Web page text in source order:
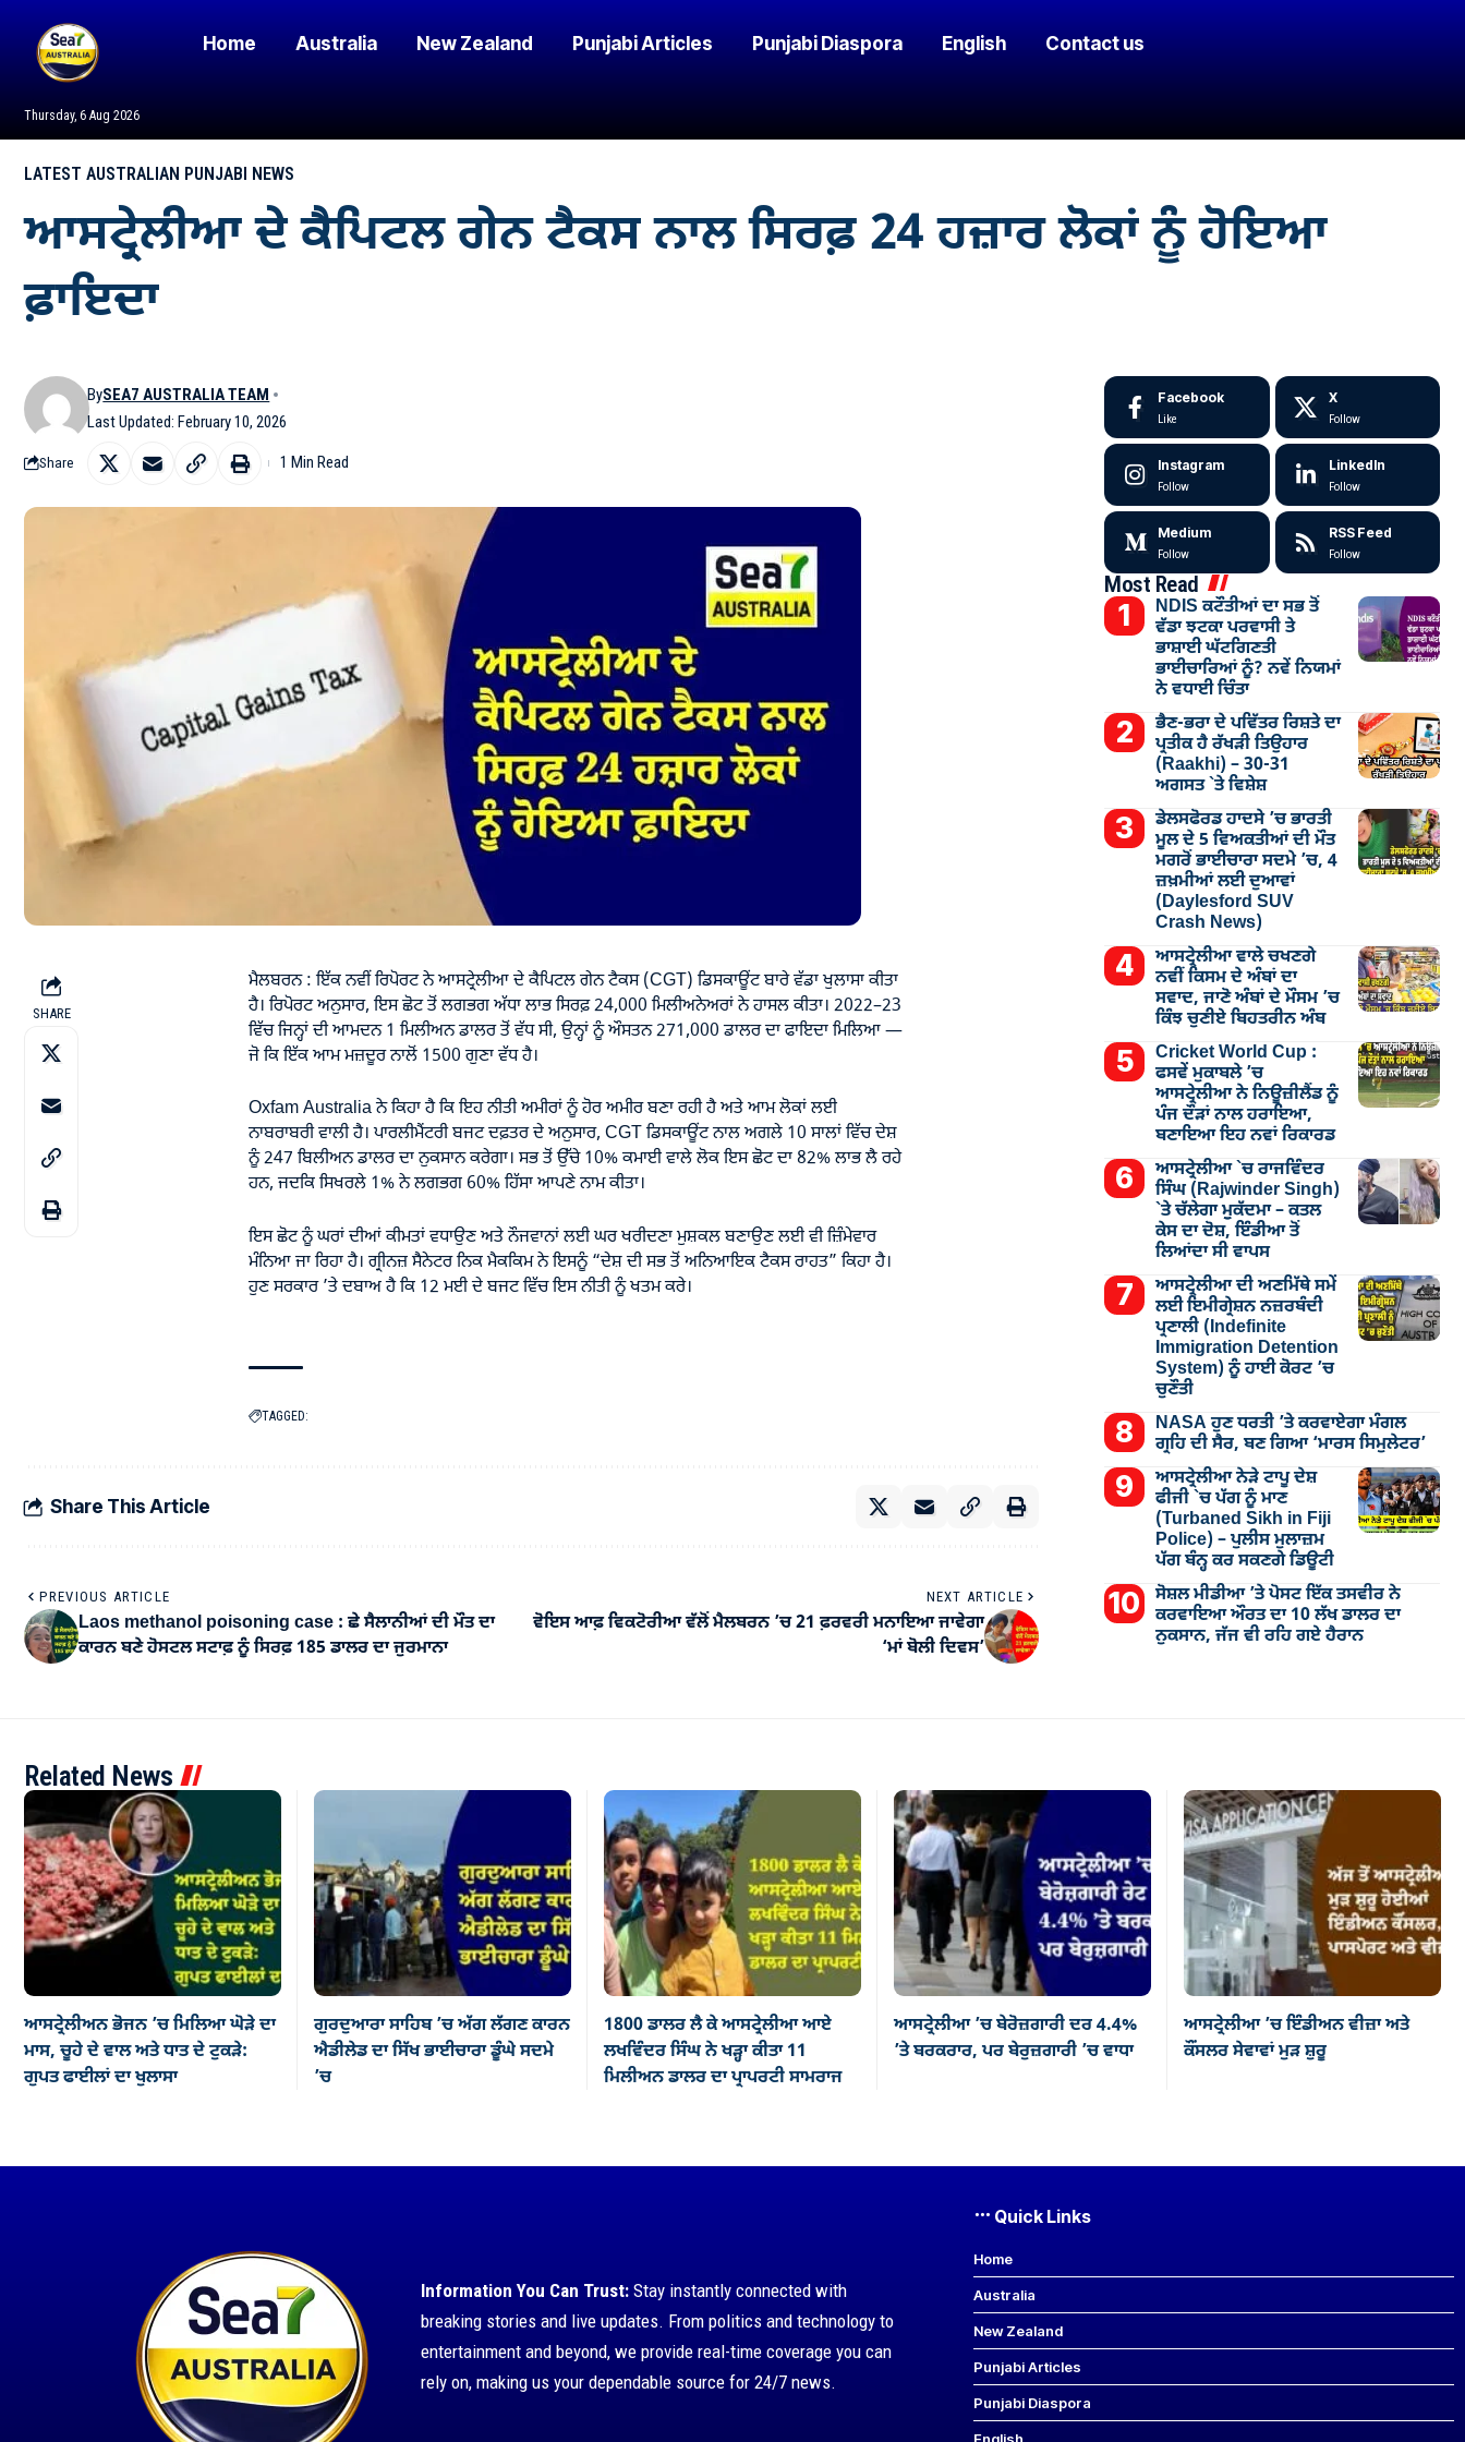
Thursday, 6 Aug 2026
Home Australia New Zealand Punjabi Articles Punjabi Diaspora English Contact us
LATEST AUSTRALIAN PUNJABI NEWS
ਆਸਟ੍ਰੇਲੀਆ ਦੇ ਕੈਪਿਟਲ ਗੇਨ ਟੈਕਸ ਨਾਲ ਸਿਰਫ਼ 24 ਹਜ਼ਾਰ ਲੋਕਾਂ ਨੂੰ ਹੋਇਆ
ਫ਼ਾਇਦਾ
Last Updated: February 10, 2026
BySEA7 AUSTRALIA TEAM
Share 1 Min Read
SHARE
ਮੈਲਬਰਨ : ਇੱਕ ਨਵੀਂ ਰਿਪੋਰਟ ਨੇ ਆਸਟ੍ਰੇਲੀਆ ਦੇ ਕੈਪਿਟਲ ਗੇਨ ਟੈਕਸ (CGT) ਡਿਸਕਾਊਂਟ ਬਾਰੇ ਵੱਡਾ ਖੁਲਾਸਾ ਕੀਤਾ
ਹੈ। ਰਿਪੋਰਟ ਅਨੁਸਾਰ, ਇਸ ਛੋਟ ਤੋਂ ਲਗਭਗ ਅੱਧਾ ਲਾਭ ਸਿਰਫ਼ 24,000 ਮਿਲੀਅਨੇਅਰਾਂ ਨੇ ਹਾਸਲ ਕੀਤਾ। 2022–23
ਵਿੱਚ ਜਿਨ੍ਹਾਂ ਦੀ ਆਮਦਨ 1 ਮਿਲੀਅਨ ਡਾਲਰ ਤੋਂ ਵੱਧ ਸੀ, ਉਨ੍ਹਾਂ ਨੂੰ ਔਸਤਨ 271,000 ਡਾਲਰ ਦਾ ਫਾਇਦਾ ਮਿਲਿਆ —
ਜੋ ਕਿ ਇੱਕ ਆਮ ਮਜ਼ਦੂਰ ਨਾਲੋਂ 1500 ਗੁਣਾ ਵੱਧ ਹੈ।
Oxfam Australia ਨੇ ਕਿਹਾ ਹੈ ਕਿ ਇਹ ਨੀਤੀ ਅਮੀਰਾਂ ਨੂੰ ਹੋਰ ਅਮੀਰ ਬਣਾ ਰਹੀ ਹੈ ਅਤੇ ਆਮ ਲੋਕਾਂ ਲਈ
ਨਾਬਰਾਬਰੀ ਵਾਲੀ ਹੈ। ਪਾਰਲੀਮੈਂਟਰੀ ਬਜਟ ਦਫ਼ਤਰ ਦੇ ਅਨੁਸਾਰ, CGT ਡਿਸਕਾਊਂਟ ਨਾਲ ਅਗਲੇ 10 ਸਾਲਾਂ ਵਿੱਚ ਦੇਸ਼
ਨੂੰ 247 ਬਿਲੀਅਨ ਡਾਲਰ ਦਾ ਨੁਕਸਾਨ ਕਰੇਗਾ। ਸਭ ਤੋਂ ਉੱਚੇ 10% ਕਮਾਈ ਵਾਲੇ ਲੋਕ ਇਸ ਛੋਟ ਦਾ 82% ਲਾਭ ਲੈ ਰਹੇ
ਹਨ, ਜਦਕਿ ਸਿਖਰਲੇ 1% ਨੇ ਲਗਭਗ 60% ਹਿੱਸਾ ਆਪਣੇ ਨਾਮ ਕੀਤਾ।
ਇਸ ਛੋਟ ਨੂੰ ਘਰਾਂ ਦੀਆਂ ਕੀਮਤਾਂ ਵਧਾਉਣ ਅਤੇ ਨੌਜਵਾਨਾਂ ਲਈ ਘਰ ਖਰੀਦਣਾ ਮੁਸ਼ਕਲ ਬਣਾਉਣ ਲਈ ਵੀ ਜ਼ਿੰਮੇਵਾਰ
ਮੰਨਿਆ ਜਾ ਰਿਹਾ ਹੈ। ਗ੍ਰੀਨਜ਼ ਸੈਨੇਟਰ ਨਿਕ ਮੈਕਕਿਮ ਨੇ ਇਸਨੂੰ “ਦੇਸ਼ ਦੀ ਸਭ ਤੋਂ ਅਨਿਆਇਕ ਟੈਕਸ ਰਾਹਤ” ਕਿਹਾ ਹੈ।
ਹੁਣ ਸਰਕਾਰ ’ਤੇ ਦਬਾਅ ਹੈ ਕਿ 12 ਮਈ ਦੇ ਬਜਟ ਵਿੱਚ ਇਸ ਨੀਤੀ ਨੂੰ ਖਤਮ ਕਰੇ।
TAGGED:
Share This Article
PREVIOUS ARTICLE
Laos methanol poisoning case : ਛੇ ਸੈਲਾਨੀਆਂ ਦੀ ਮੌਤ ਦਾ
ਕਾਰਨ ਬਣੇ ਹੋਸਟਲ ਸਟਾਫ਼ ਨੂੰ ਸਿਰਫ਼ 185 ਡਾਲਰ ਦਾ ਜੁਰਮਾਨਾ
NEXT ARTICLE
ਵੋਇਸ ਆਫ਼ ਵਿਕਟੋਰੀਆ ਵੱਲੋਂ ਮੈਲਬਰਨ ’ਚ 21 ਫ਼ਰਵਰੀ ਮਨਾਇਆ ਜਾਵੇਗਾ
‘ਮਾਂ ਬੋਲੀ ਦਿਵਸ’
Facebook
Like
X
Follow
Instagram
Follow
LinkedIn
Follow
Medium
Follow
RSS Feed
Follow
Most Read
NDIS ਕਟੌਤੀਆਂ ਦਾ ਸਭ ਤੋਂ
ਵੱਡਾ ਝਟਕਾ ਪਰਵਾਸੀ ਤੇ
ਭਾਸ਼ਾਈ ਘੱਟਗਿਣਤੀ
ਭਾਈਚਾਰਿਆਂ ਨੂੰ? ਨਵੇਂ ਨਿਯਮਾਂ
ਨੇ ਵਧਾਈ ਚਿੰਤਾ
ਭੈਣ-ਭਰਾ ਦੇ ਪਵਿੱਤਰ ਰਿਸ਼ਤੇ ਦਾ
ਪ੍ਰਤੀਕ ਹੈ ਰੱਖੜੀ ਤਿਉਹਾਰ
(Raakhi) – 30-31
ਅਗਸਤ `ਤੇ ਵਿਸ਼ੇਸ਼
ਡੇਲਸਫੋਰਡ ਹਾਦਸੇ ’ਚ ਭਾਰਤੀ
ਮੂਲ ਦੇ 5 ਵਿਅਕਤੀਆਂ ਦੀ ਮੌਤ
ਮਗਰੋਂ ਭਾਈਚਾਰਾ ਸਦਮੇ ’ਚ, 4
ਜ਼ਖ਼ਮੀਆਂ ਲਈ ਦੁਆਵਾਂ
(Daylesford SUV
Crash News)
ਆਸਟ੍ਰੇਲੀਆ ਵਾਲੇ ਚਖਣਗੇ
ਨਵੀਂ ਕਿਸਮ ਦੇ ਅੰਬਾਂ ਦਾ
ਸਵਾਦ, ਜਾਣੋ ਅੰਬਾਂ ਦੇ ਮੌਸਮ ’ਚ
ਕਿੰਝ ਚੁਣੀਏ ਬਿਹਤਰੀਨ ਅੰਬ
Cricket World Cup :
ਫਸਵੇਂ ਮੁਕਾਬਲੇ ’ਚ
ਆਸਟ੍ਰੇਲੀਆ ਨੇ ਨਿਊਜ਼ੀਲੈਂਡ ਨੂੰ
ਪੰਜ ਦੌੜਾਂ ਨਾਲ ਹਰਾਇਆ,
ਬਣਾਇਆ ਇਹ ਨਵਾਂ ਰਿਕਾਰਡ
ਆਸਟ੍ਰੇਲੀਆ `ਚ ਰਾਜਵਿੰਦਰ
ਸਿੰਘ (Rajwinder Singh)
`ਤੇ ਚੱਲੇਗਾ ਮੁੁਕੱਦਮਾ – ਕਤਲ
ਕੇਸ ਦਾ ਦੋਸ਼, ਇੰਡੀਆ ਤੋਂ
ਲਿਆਂਦਾ ਸੀ ਵਾਪਸ
ਆਸਟ੍ਰੇਲੀਆ ਦੀ ਅਣਮਿੱਥੇ ਸਮੇਂ
ਲਈ ਇਮੀਗ੍ਰੇਸ਼ਨ ਨਜ਼ਰਬੰਦੀ
ਪ੍ਰਣਾਲੀ (Indefinite
Immigration Detention
System) ਨੂੰ ਹਾਈ ਕੋਰਟ ’ਚ
ਚੁਣੌਤੀ
NASA ਹੁਣ ਧਰਤੀ ’ਤੇ ਕਰਵਾਏਗਾ ਮੰਗਲ
ਗ੍ਰਹਿ ਦੀ ਸੈਰ, ਬਣ ਗਿਆ ‘ਮਾਰਸ ਸਿਮੁਲੇਟਰ’
ਆਸਟ੍ਰੇਲੀਆ ਨੇੜੇ ਟਾਪੂ ਦੇਸ਼
ਫੀਜੀ `ਚ ਪੱਗ ਨੂੰ ਮਾਣ
(Turbaned Sikh in Fiji
Police) – ਪੁਲੀਸ ਮੁਲਾਜ਼ਮ
ਪੱਗ ਬੰਨ੍ਹ ਕਰ ਸਕਣਗੇ ਡਿਊਟੀ
ਸੋਸ਼ਲ ਮੀਡੀਆ ’ਤੇ ਪੋਸਟ ਇੱਕ ਤਸਵੀਰ ਨੇ
ਕਰਵਾਇਆ ਔਰਤ ਦਾ 10 ਲੱਖ ਡਾਲਰ ਦਾ
ਨੁਕਸਾਨ, ਜੱਜ ਵੀ ਰਹਿ ਗਏ ਹੈਰਾਨ
Related News
ਆਸਟ੍ਰੇਲੀਅਨ ਭੋਜਨ ’ਚ ਮਿਲਿਆ ਘੋੜੇ ਦਾ
ਮਾਸ, ਚੂਹੇ ਦੇ ਵਾਲ ਅਤੇ ਧਾਤ ਦੇ ਟੁਕੜੇ:
ਗੁਪਤ ਫਾਈਲਾਂ ਦਾ ਖੁਲਾਸਾ
ਗੁਰਦੁਆਰਾ ਸਾਹਿਬ ’ਚ ਅੱਗ ਲੱਗਣ ਕਾਰਨ
ਐਡੀਲੇਡ ਦਾ ਸਿੱਖ ਭਾਈਚਾਰਾ ਡੂੰਘੇ ਸਦਮੇ
’ਚ
1800 ਡਾਲਰ ਲੈ ਕੇ ਆਸਟ੍ਰੇਲੀਆ ਆਏ
ਲਖਵਿੰਦਰ ਸਿੰਘ ਨੇ ਖੜ੍ਹਾ ਕੀਤਾ 11
ਮਿਲੀਅਨ ਡਾਲਰ ਦਾ ਪ੍ਰਾਪਰਟੀ ਸਾਮਰਾਜ
ਆਸਟ੍ਰੇਲੀਆ ’ਚ ਬੇਰੋਜ਼ਗਾਰੀ ਦਰ 4.4%
’ਤੇ ਬਰਕਰਾਰ, ਪਰ ਬੇਰੁਜ਼ਗਾਰੀ ’ਚ ਵਾਧਾ
ਆਸਟ੍ਰੇਲੀਆ ’ਚ ਇੰਡੀਅਨ ਵੀਜ਼ਾ ਅਤੇ
ਕੌਂਸਲਰ ਸੇਵਾਵਾਂ ਮੁੜ ਸ਼ੁਰੂ
Information You Can Trust: Stay instantly connected with
breaking stories and live updates. From politics and technology to
entertainment and beyond, we provide real-time coverage you can
rely on, making us your dependable source for 24/7 news.
Quick Links
Home
Australia
New Zealand
Punjabi Articles
Punjabi Diaspora
English